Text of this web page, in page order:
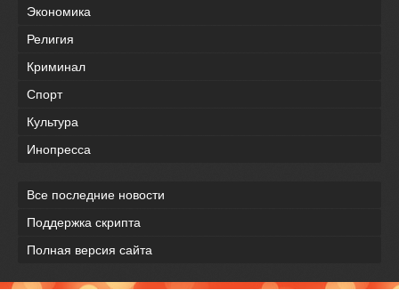
Экономика
Религия
Криминал
Спорт
Культура
Инопресса
Все последние новости
Поддержка скрипта
Полная версия сайта